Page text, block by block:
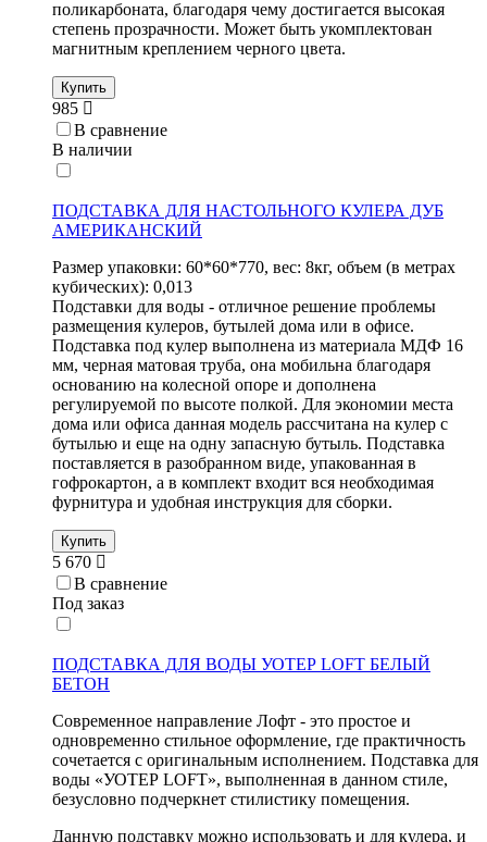
поликарбоната, благодаря чему достигается высокая
степень прозрачности. Может быть укомплектован
магнитным креплением черного цвета.
Купить
985
В сравнение
В наличии
ПОДСТАВКА ДЛЯ НАСТОЛЬНОГО КУЛЕРА ДУБ
АМЕРИКАНСКИЙ
Размер упаковки: 60*60*770, вес: 8кг, объем (в метрах
кубических): 0,013
Подставки для воды - отличное решение проблемы
размещения кулеров, бутылей дома или в офисе.
Подставка под кулер выполнена из материала МДФ 16
мм, черная матовая труба, она мобильна благодаря
основанию на колесной опоре и дополнена
регулируемой по высоте полкой. Для экономии места
дома или офиса данная модель рассчитана на кулер с
бутылью и еще на одну запасную бутыль. Подставка
поставляется в разобранном виде, упакованная в
гофрокартон, а в комплект входит вся необходимая
фурнитура и удобная инструкция для сборки.
Купить
5 670
В сравнение
Под заказ
ПОДСТАВКА ДЛЯ ВОДЫ УОТЕР LOFT БЕЛЫЙ
БЕТОН
Современное направление Лофт - это простое и
одновременно стильное оформление, где практичность
сочетается с оригинальным исполнением. Подставка для
воды «УОТЕР LOFT», выполненная в данном стиле,
безусловно подчеркнет стилистику помещения.
Данную подставку можно использовать и для кулера, и